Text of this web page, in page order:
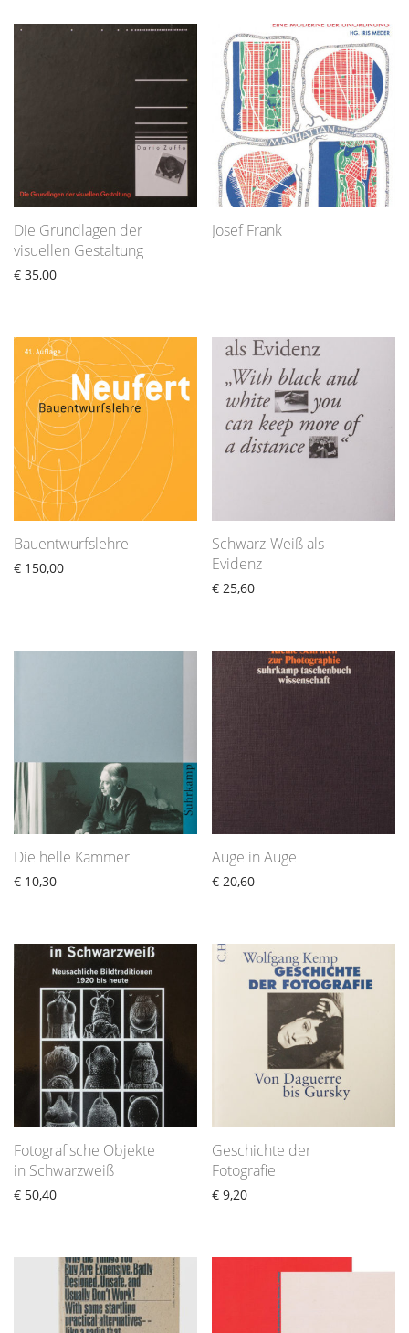
Die Grundlagen der
visuellen Gestaltung
€ 35,00
Josef Frank
Bauentwurfslehre
€ 150,00
Schwarz-Weiß als
Evidenz
€ 25,60
Die helle Kammer
€ 10,30
Auge in Auge
€ 20,60
Fotografische Objekte
in Schwarzweiß
€ 50,40
Geschichte der
Fotografie
€ 9,20